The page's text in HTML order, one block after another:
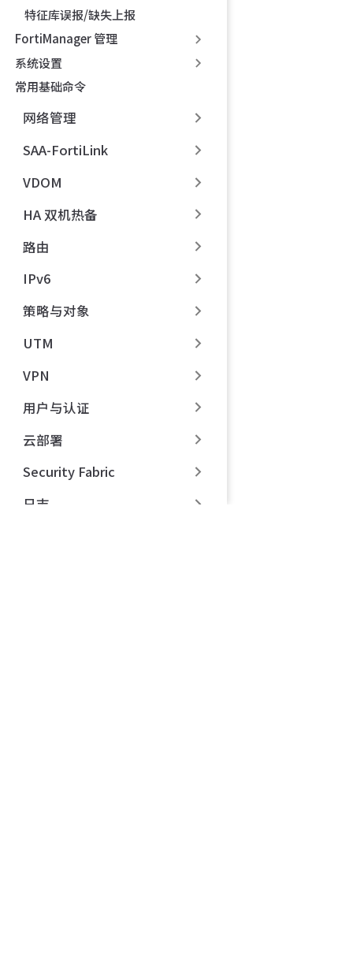
特征库误报/缺失上报
FortiManager 管理
系统设置
常用基础命令
网络管理
SAA-FortiLink
VDOM
HA 双机热备
路由
IPv6
策略与对象
UTM
VPN
用户与认证
云部署
Security Fabric
日志